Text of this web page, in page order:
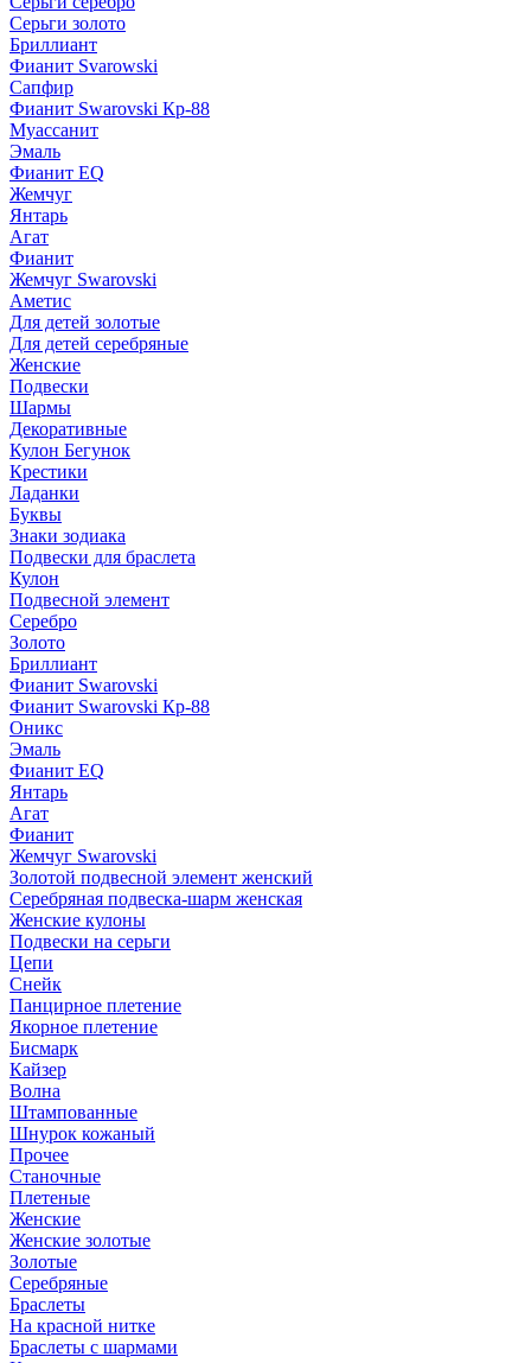
Серьги золото
Бриллиант
Фианит Svarowski
Сапфир
Фианит Swarovski Кр-88
Муассанит
Эмаль
Фианит EQ
Жемчуг
Янтарь
Агат
Фианит
Жемчуг Swarovski
Аметис
Для детей золотые
Для детей серебряные
Женские
Подвески
Шармы
Декоративные
Кулон Бегунок
Крестики
Ладанки
Буквы
Знаки зодиака
Подвески для браслета
Кулон
Подвесной элемент
Серебро
Золото
Бриллиант
Фианит Swarovski
Фианит Swarovski Кр-88
Оникс
Эмаль
Фианит EQ
Янтарь
Агат
Фианит
Жемчуг Swarovski
Золотой подвесной элемент женcкий
Серебряная подвеска-шарм женская
Женские кулоны
Подвески на серьги
Цепи
Снейк
Панцирное плетение
Якорное плетение
Бисмарк
Кайзер
Волна
Штампованные
Шнурок кожаный
Прочее
Станочные
Плетеные
Женские
Женские золотые
Золотые
Серебряные
Браслеты
На красной нитке
Браслеты с шармами